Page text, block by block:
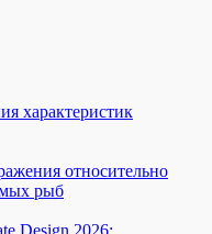
характеристик
относительно
рыб
Design 2026: